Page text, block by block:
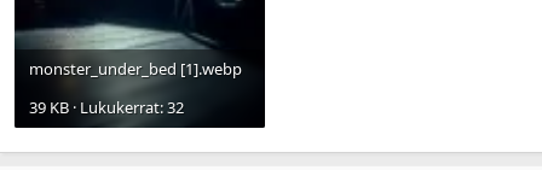
monster_under_bed [1].webp
39 KB · Lukukerrat: 32